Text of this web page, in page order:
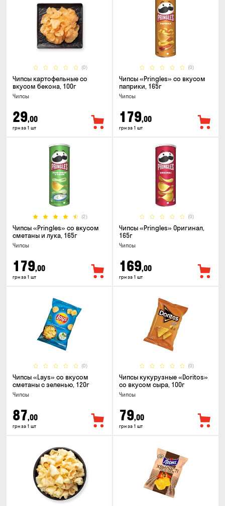
(0)
Чипсы картофельные со
вкусом бекона, 100г
Чипсы
29,00
грн за 1 шт
(0)
Чипсы «Pringles» со вкусом
паприки, 165г
Чипсы
179,00
грн за 1 шт
(2)
Чипсы «Pringles» со вкусом
сметаны и лука, 165г
Чипсы
179,00
грн за 1 шт
(0)
Чипсы «Pringles» Оригинал,
165г
Чипсы
169,00
грн за 1 шт
(0)
Чипсы «Lays» со вкусом
сметаны с зеленью, 120г
Чипсы
87,00
грн за 1 шт
(0)
Чипсы кукурузные «Doritos»
со вкусом сыра, 100г
Чипсы
79,00
грн за 1 шт